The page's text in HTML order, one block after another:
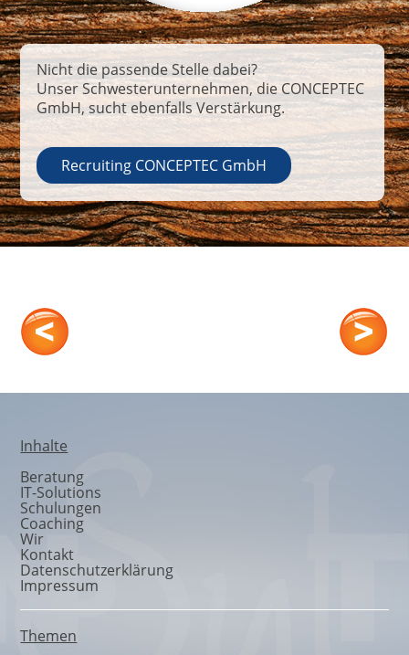
Nicht die passende Stelle dabei?
Unser Schwesterunternehmen, die CONCEPTEC
GmbH, sucht ebenfalls Verstärkung.
Recruiting CONCEPTEC GmbH
Inhalte
Beratung
IT-Solutions
Schulungen
Coaching
Wir
Kontakt
Datenschutzerklärung
Impressum
Themen